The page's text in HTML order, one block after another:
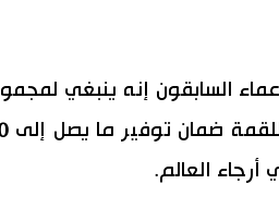
السابقون إنه ينبغي
أرجاء العالم.